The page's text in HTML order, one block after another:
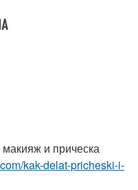
и прическа
kak-delat-pricheski-i-